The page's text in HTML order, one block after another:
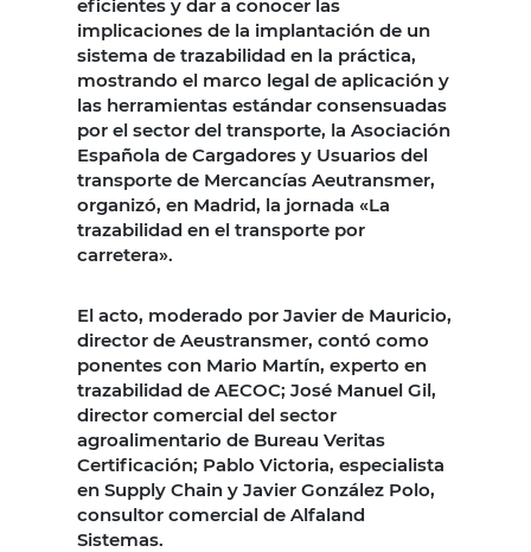
eficientes y dar a conocer las
implicaciones de la implantación de un
sistema de trazabilidad en la práctica,
mostrando el marco legal de aplicación y
las herramientas estándar consensuadas
por el sector del transporte, la Asociación
Española de Cargadores y Usuarios del
transporte de Mercancías Aeutransmer,
organizó, en Madrid, la jornada «La
trazabilidad en el transporte por
carretera».
El acto, moderado por Javier de Mauricio,
director de Aeustransmer, contó como
ponentes con Mario Martín, experto en
trazabilidad de AECOC; José Manuel Gil,
director comercial del sector
agroalimentario de Bureau Veritas
Certificación; Pablo Victoria, especialista
en Supply Chain y Javier González Polo,
consultor comercial de Alfaland
Sistemas.